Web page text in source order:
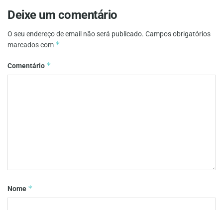
Deixe um comentário
O seu endereço de email não será publicado. Campos obrigatórios
marcados com *
Comentário *
Nome *